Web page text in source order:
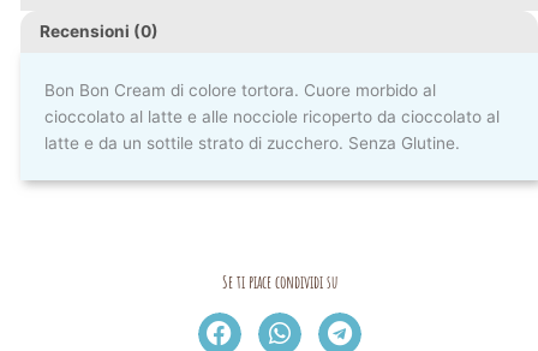
Recensioni (0)
Bon Bon Cream di colore tortora. Cuore morbido al
cioccolato al latte e alle nocciole ricoperto da cioccolato al
latte e da un sottile strato di zucchero. Senza Glutine.
Se ti piace condividi su